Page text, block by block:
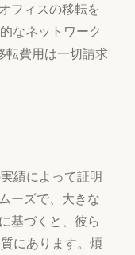
フィスの移転を
なネットワーク
転費用は一切請求
績によって証明
ーズで、大きな
基づくと、彼ら
にあります。煩